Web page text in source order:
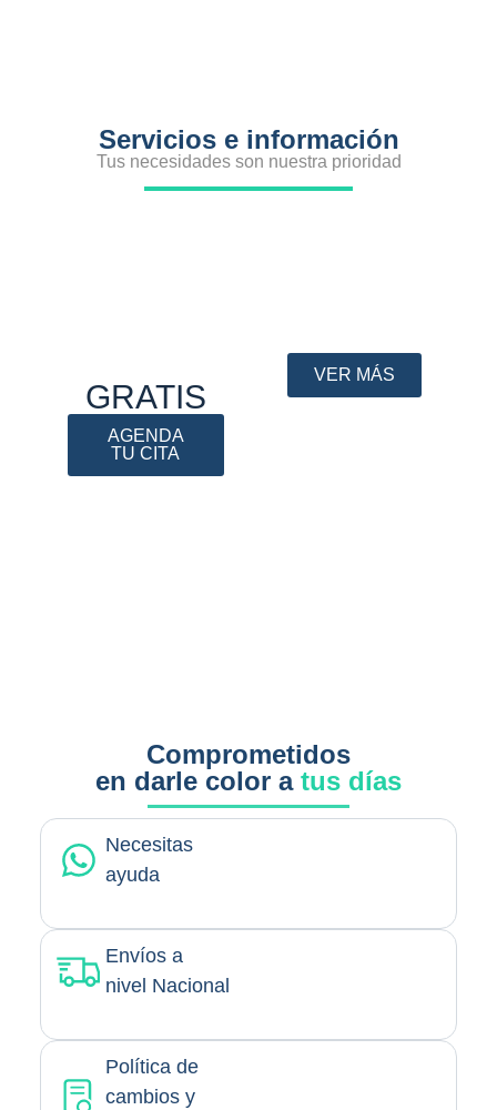
Servicios e información
Tus necesidades son nuestra prioridad
GRATIS
AGENDA
TU CITA
VER MÁS
Comprometidos
en darle color a tus días
Necesitas
ayuda
Envíos a
nivel Nacional
Política de
cambios y